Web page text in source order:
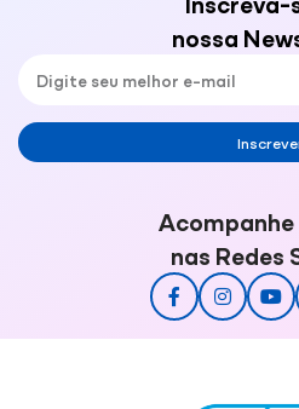
nossa
nas Redes